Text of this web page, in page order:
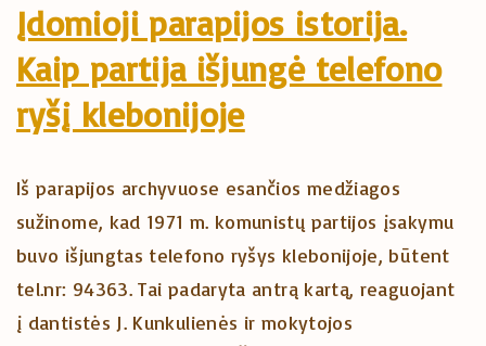
Įdomioji parapijos istorija.
Kaip partija išjungė telefono
ryšį klebonijoje
Iš parapijos archyvuose esančios medžiagos
sužinome, kad 1971 m. komunistų partijos įsakymu
buvo išjungtas telefono ryšys klebonijoje, būtent
tel.nr: 94363. Tai padaryta antrą kartą, reaguojant
į dantistės J. Kunkulienės ir mokytojos